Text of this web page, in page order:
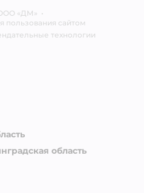
«ДМ» •
пользования сайтом
технологии
область